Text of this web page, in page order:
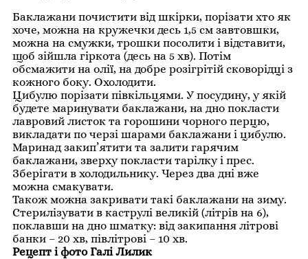
Баклажани почистити від шкірки, порізати хто як
хоче, можна на кружечки десь 1,5 см завтовшки,
можна на смужки, трошки посолити і відставити,
щоб зійшла гіркота (десь на 5 хв). Потім
обсмажити на олії, на добре розігрітій сковорідці з
кожного боку. Охолодити.
Цибулю порізати півкільцями. У посудину, у якій
будете маринувати баклажани, на дно покласти
лавровий листок та горошини чорного перцю,
викладати по черзі шарами баклажани і цибулю.
Маринад закип’ятити та залити гарячим
баклажани, зверху покласти тарілку і прес.
Зберігати в холодильнику. Через два дні вже
можна смакувати.
Також можна закривати такі баклажани на зиму.
Стерилізувати в каструлі великій (літрів на 6),
поклавши на дно шматку: від закипання літрові
банки – 20 хв, півлітрові – 10 хв.
Рецепт і фото Галі Лилик